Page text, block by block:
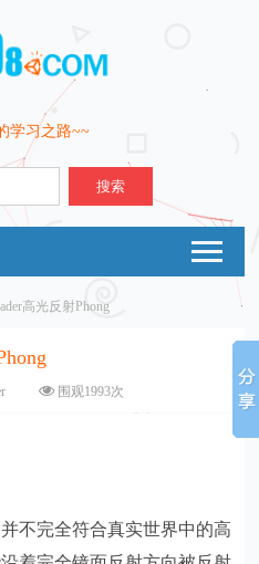
学习之路~~
搜索
高光反射Phong
围观1993次
不完全符合真实世界中的高